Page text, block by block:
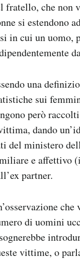
fratello, che non
si estendono
in cui un uomo,
una
sui
però
dando
del ministero
e affettivo
partner.
di uomini
vittime, o